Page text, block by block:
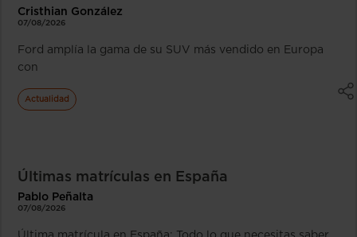
Cristhian González
07/08/2026
Ford amplía la gama de su SUV más vendido en Europa
con
Actualidad
Últimas matrículas en España
Pablo Peñalta
07/08/2026